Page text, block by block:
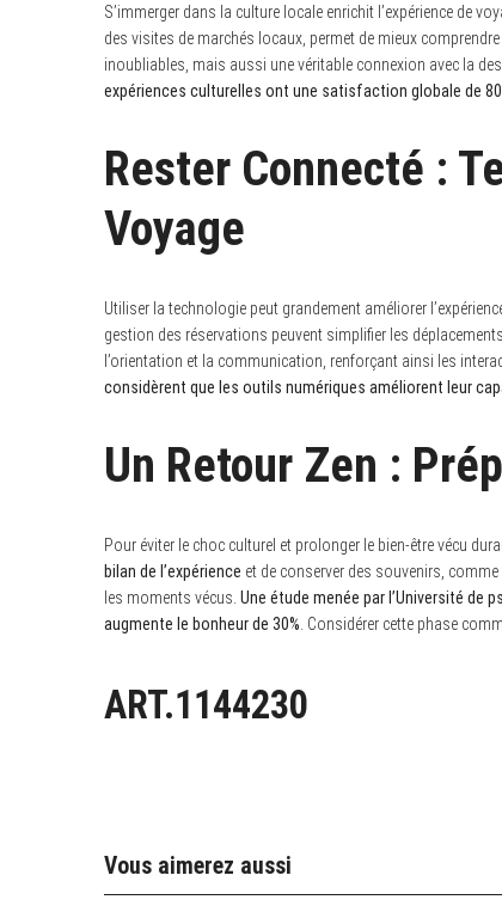
S’immerger dans la culture locale enrichit l’expérience de
des visites de marchés locaux, permet de mieux
inoubliables, mais aussi une véritable connexion avec la
expériences culturelles ont une satisfaction globale de
Rester Connecté :
Voyage
Utiliser la technologie peut grandement améliorer
gestion des réservations peuvent simplifier les
l’orientation et la communication, renforçant ainsi les
considèrent que les outils numériques améliorent leur
Un Retour Zen :
Pour éviter le choc culturel et prolonger le bien-être vécu
bilan de l’expérience et de conserver des souvenirs,
les moments vécus. Une étude menée par l’Université de
augmente le bonheur de 30% . Considérer cette phase
ART.1144230
Vous aimerez aussi